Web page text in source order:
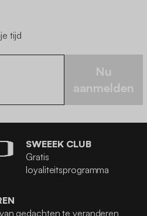
tijd
Nu
aanmelden
SWEEEK CLUB
Gratis
loyaliteitsprogramma
gedachten te veranderen